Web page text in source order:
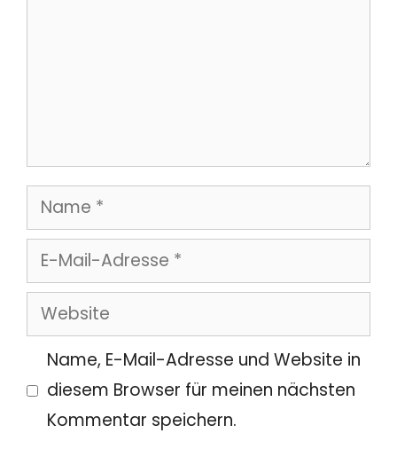
Name
E-
Mail-
Adresse
Website
Name, E-Mail-Adresse und Website in
diesem Browser für meinen nächsten
Kommentar speichern.